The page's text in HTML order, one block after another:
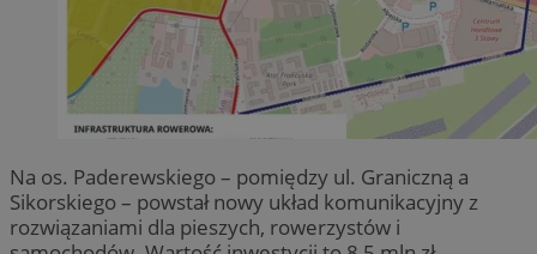
Na os. Paderewskiego – pomiędzy ul. Graniczną a
Sikorskiego – powstał nowy układ komunikacyjny z
rozwiązaniami dla pieszych, rowerzystów i